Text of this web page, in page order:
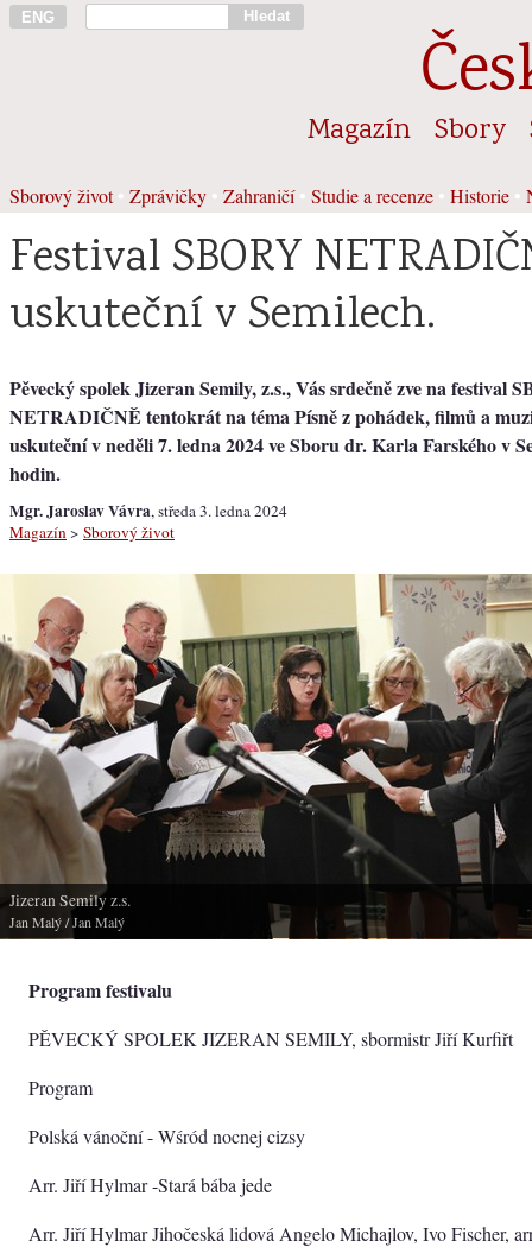
ENG Hledat
Magazín Sbory
Sborový život• Zprávičky Zahraničí• Studie a recenze Historie
Festival SBORY
uskuteční v Semilech.
Pěvecký spolek Jizeran Semily, z.s., Vás srdečně zve na festival
NETRADIČNĚ tentokrát na téma Písně z pohádek, filmů a
uskuteční v neděli 7. ledna 2024 ve Sboru dr. Karla Farského v
hodin.
Mgr. Jaroslav Vávra, středa 3. ledna 2024
Magazín > Sborový život
Jizeran Semily z.s.
Jan Malý/ Jan Malý
Program festivalu
PĚVECKÝ SPOLEK JIZERAN SEMILY, sbormistr Jiří Kurfiřt
Program
Polská vánoční - Wśród nocnej cizsy
Arr. Jiří Hylmar -Stará bába jede
Arr. Jiří Hylmar Jihočeská lidová Angelo Michajlov, Ivo Fischer,